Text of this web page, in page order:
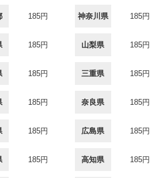
185円 神奈川県 185円
185円 山梨県 185円
185円 三重県 185円
185円 奈良県 185円
185円 広島県 185円
185円 高知県 185円